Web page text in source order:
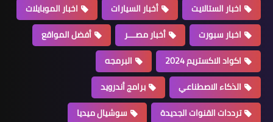
اخبار الستالايت أخبار السيارات
اخبار الموبايلات
اخبار سبورت
أخبار مصـــر
أفضل المواقع
اكواد الاكستريم 2024
البرمجه
الذكاء الاصطناعي
برامج أندرويد
ترددات القنوات الجديدة
سوشيال ميديا